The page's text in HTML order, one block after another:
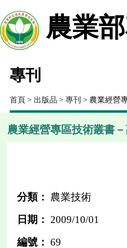
農業
專刊
首頁 > 出版品 > 專刊 > 農業經營
農業經營專區技術叢書
分類： 農業技術
日期： 2009/10/01
編號： 69